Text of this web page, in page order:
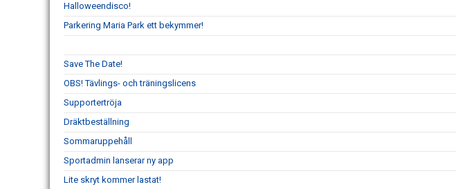
Halloweendisco!
Parkering Maria Park ett bekymmer!
Save The Date!
OBS! Tävlings- och träningslicens
Supportertröja
Dräktbeställning
Sommaruppehåll
Sportadmin lanserar ny app
Lite skryt kommer lastat!